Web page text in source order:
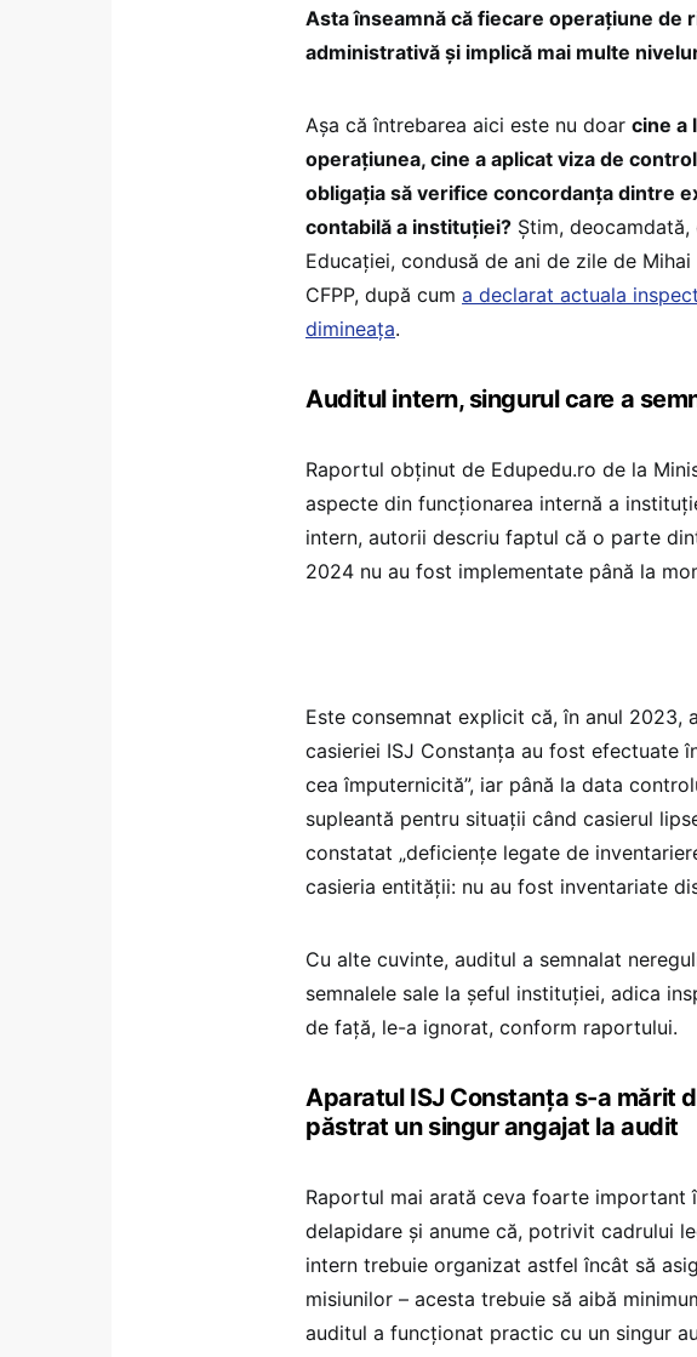
Asta înseamnă că fiecare operațiune de
administrativă și implică mai multe
Așa că întrebarea aici este nu doar cine a
operațiunea, cine a aplicat viza de
obligația să verifice concordanța dintre
contabilă a instituției? Știm,
Educației, condusă de ani de zile de
CFPP, după cum a declarat actuala
dimineața.
Auditul intern, singurul care a
Raportul obținut de Edupedu.ro de la
aspecte din funcționarea internă a
intern, autorii descriu faptul că o parte
2024 nu au fost implementate până la
Este consemnat explicit că, în anul 2023,
casieriei ISJ Constanța au fost efectuate
cea împuternicită”, iar până la data
supleantă pentru situații când casierul
constatat „deficiențe legate de
casieria entității: nu au fost inventariate
Cu alte cuvinte, auditul a semnalat
semnalele sale la șeful instituției, adica
de față, le-a ignorat, conform raportului.
Aparatul ISJ Constanța s-a mărit
păstrat un singur angajat la audit
Raportul mai arată ceva foarte important
delapidare și anume că, potrivit cadrului
intern trebuie organizat astfel încât să
misiunilor – acesta trebuie să aibă
auditul a funcționat practic cu un singur